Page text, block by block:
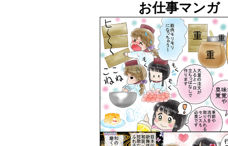
お仕事マンガ